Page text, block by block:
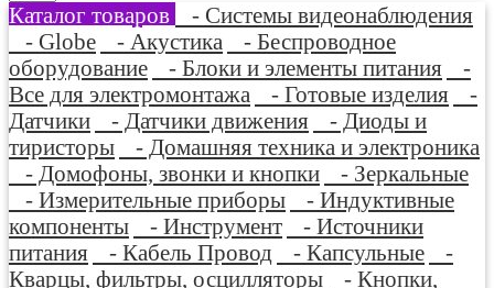
Каталог товаров
- Системы видеонаблюдения
- Globe
- Акустика
- Беспроводное
оборудование
- Блоки и элементы питания
-
Все для электромонтажа
- Готовые изделия
-
Датчики
- Датчики движения
- Диоды и
тиристоры
- Домашняя техника и электроника
- Домофоны, звонки и кнопки
- Зеркальные
- Измерительные приборы
- Индуктивные
компоненты
- Инструмент
- Источники
питания
- Кабель Провод - Капсульные
-
Кварцы, фильтры, осцилляторы
- Кнопки,